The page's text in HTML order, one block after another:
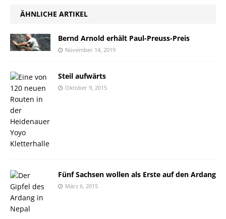
ÄHNLICHE ARTIKEL
Bernd Arnold erhält Paul-Preuss-Preis
November 14, 2019
Steil aufwärts
Oktober 9, 2015
Fünf Sachsen wollen als Erste auf den Ardang
März 6, 2015